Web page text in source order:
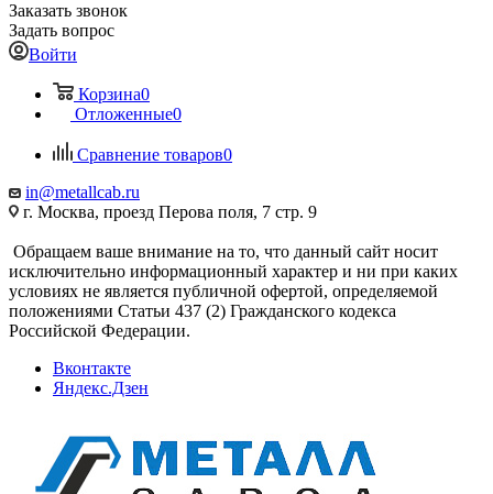
Заказать звонок
Задать вопрос
Войти
Корзина0
Отложенные0
Сравнение товаров0
in@metallcab.ru
г. Москва, проезд Перова поля, 7 стр. 9
Обращаем ваше внимание на то, что данный сайт носит
исключительно информационный характер и ни при каких
условиях не является публичной офертой, определяемой
положениями Статьи 437 (2) Гражданского кодекса
Российской Федерации.
Вконтакте
Яндекс.Дзен